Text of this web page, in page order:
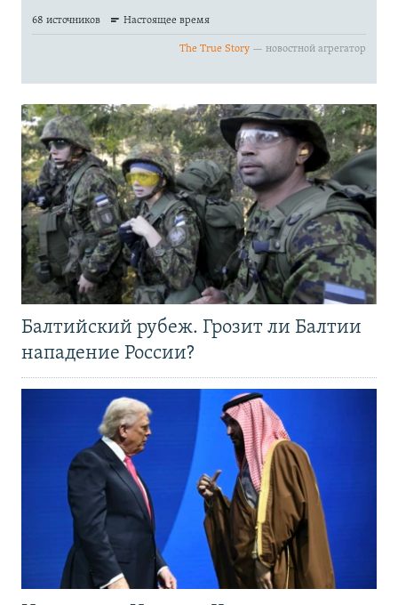
Балтийский рубеж. Грозит ли Балтии
нападение России?